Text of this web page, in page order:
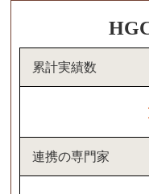
累計実績数
連携の専門家